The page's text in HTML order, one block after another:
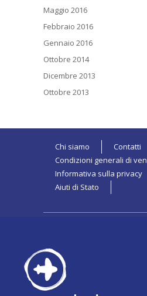
Maggio 2016
Febbraio 2016
Gennaio 2016
Ottobre 2014
Dicembre 2013
Ottobre 2013
Chi siamo Contatti
Condizioni generali di
Informativa sulla privacy
Aiuti di Stato
PROMESSE VIAGGI di
04073541007 | CF
Tel. 06 9051694 | Aut.